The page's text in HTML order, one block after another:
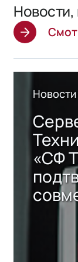
Новости,
Новости
«СФ